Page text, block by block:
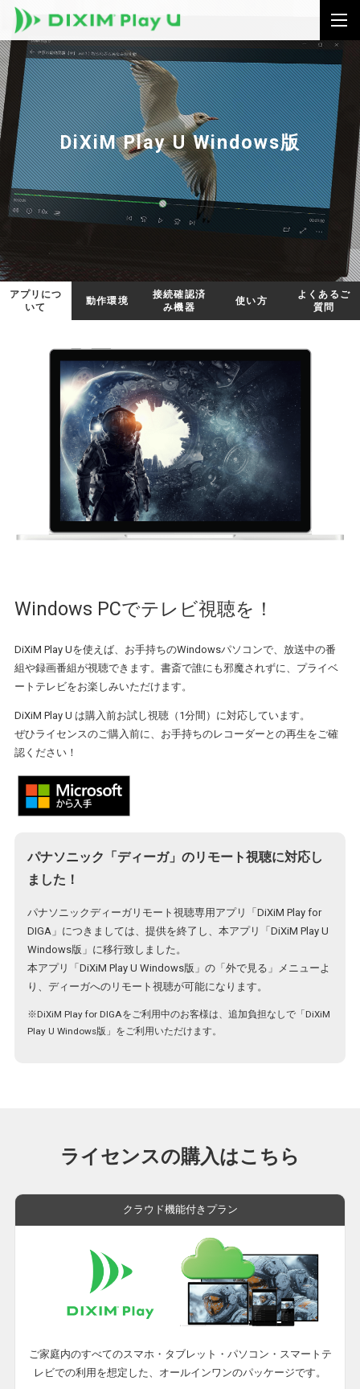
DiXiM Play U Windows版
アプリにつ
いて
動作環境
接続確認済
み機器
使い方
よくあるご
質問
Windows PCでテレビ視聴を！
DiXiM Play Uを使えば、お手持ちのWindowsパソコンで、放送中の番
組や録画番組が視聴できます。書斎で誰にも邪魔されずに、プライベ
ートテレビをお楽しみいただけます。
DiXiM Play U は購入前お試し視聴（1分間）に対応しています。
ぜひライセンスのご購入前に、お手持ちのレコーダーとの再生をご確
認ください！
パナソニック「ディーガ」のリモート視聴に対応し
ました！
パナソニックディーガリモート視聴専用アプリ「DiXiM Play for
DIGA」につきましては、提供を終了し、本アプリ「DiXiM Play U
Windows版」に移行致しました。
本アプリ「DiXiM Play U Windows版」の「外で見る」メニューよ
り、ディーガへのリモート視聴が可能になります。
※DiXiM Play for DIGAをご利用中のお客様は、追加負担なしで「DiXiM
Play U Windows版」をご利用いただけます。
ライセンスの購入はこちら
クラウド機能付きプラン
ご家庭内のすべてのスマホ・タブレット・パソコン・スマートテ
レビでの利用を想定した、オールインワンのパッケージです。